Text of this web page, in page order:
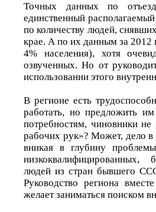
Точных данных по
единственный
по количеству людей,
крае. А по их данным за 2012
4% населения), хотя
озвученных. Но от
использовании этого
В регионе есть
работать, но предложить
потребностям, чиновники
рабочих рук»? Может, дело в
вникая в глубину
низкоквалифицированных,
людей из стран бывшего
Руководство региона
желает заниматься поиском